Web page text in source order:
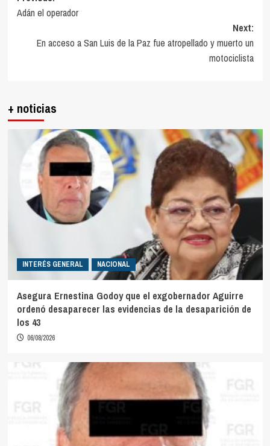
navigation
Adán el operador
Next:
En acceso a San Luis de la Paz fue atropellado y muerto un
motociclista
+ noticias
INTERÉS GENERAL NACIONAL
Asegura Ernestina Godoy que el exgobernador Aguirre
ordenó desaparecer las evidencias de la desaparición de
los 43
06/08/2026